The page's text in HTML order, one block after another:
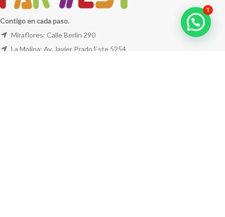
Contigo en cada paso.
Miraflores: Calle Berlín 290
La Molina: Av. Javier Prado Este 5254
1